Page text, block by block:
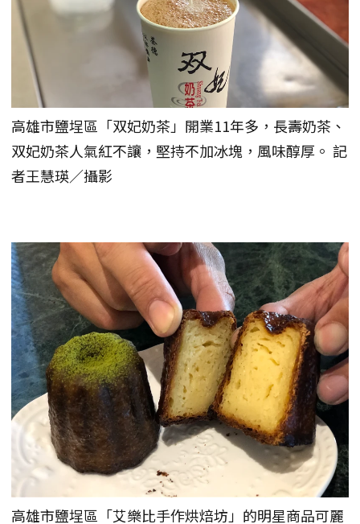
高雄市鹽埕區「双妃奶茶」開業11年多，長壽奶茶、
双妃奶茶人氣紅不讓，堅持不加冰塊，風味醇厚。 記
者王慧瑛／攝影
高雄市鹽埕區「艾樂比手作烘焙坊」的明星商品可麗